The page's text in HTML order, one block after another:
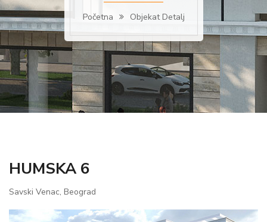
Početna Objekat Detalj
HUMSKA 6
Savski Venac, Beograd